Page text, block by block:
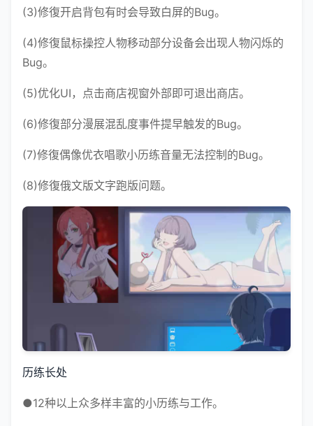
(3)修復开启背包有时会导致白屏的Bug。
(4)修復鼠标操控人物移动部分设备会出现人物闪烁的
Bug。
(5)优化UI，点击商店视窗外部即可退出商店。
(6)修復部分漫展混乱度事件提早触发的Bug。
(7)修復偶像优衣唱歌小历练音量无法控制的Bug。
(8)修復俄文版文字跑版问题。
历练长处
●12种以上众多样丰富的小历练与工作。